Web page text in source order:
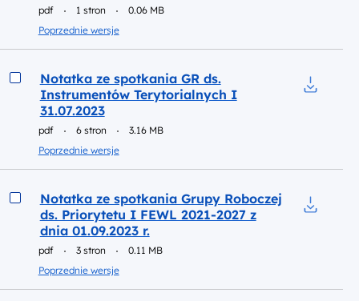
pdf 1 stron
0.06 MB
Poprzednie wersje
Podgląd
Notatka ze spotkania GR ds.
Instrumentów Terytorialnych I
31.07.2023
pdf 6 stron
3.16 MB
Poprzednie wersje
Podgląd
Notatka ze spotkania Grupy Roboczej
ds. Priorytetu I FEWL 2021-2027 z
dnia 01.09.2023 r.
pdf 3 stron
0.11 MB
Poprzednie wersje